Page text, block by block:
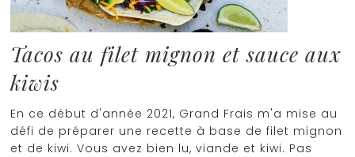
Tacos au filet mignon et sauce aux
kiwis
En ce début d'année 2021, Grand Frais m'a mise au
défi de préparer une recette à base de filet mignon
et de kiwi. Vous avez bien lu, viande et kiwi. Pas